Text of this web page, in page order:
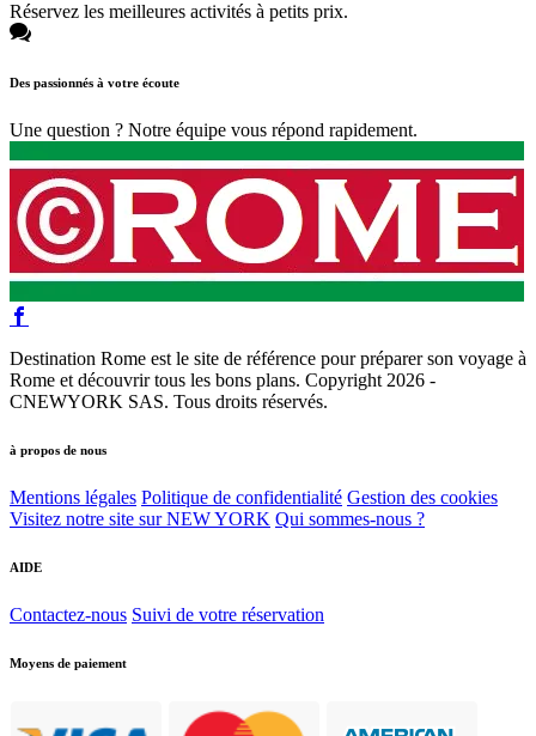
Réservez les meilleures activités à petits prix.
Des passionnés à votre écoute
Une question ? Notre équipe vous répond rapidement.
Destination Rome est le site de référence pour préparer son voyage à
Rome et découvrir tous les bons plans. Copyright 2026 -
CNEWYORK SAS. Tous droits réservés.
à propos de nous
Mentions légales Politique de confidentialité Gestion des cookies
Visitez notre site sur NEW YORK Qui sommes-nous ?
AIDE
Contactez-nous Suivi de votre réservation
Moyens de paiement